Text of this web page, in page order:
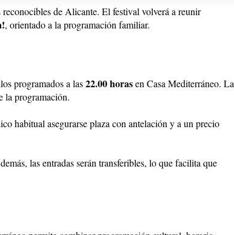
reconocibles de Alicante. El festival volverá a reunir
, orientado a la programación familiar.
programados a las22.00 horasen Casa Mediterráneo. La
la programación.
habitual asegurarse plaza con antelación y a un precio
las entradas serán transferibles, lo que facilita que